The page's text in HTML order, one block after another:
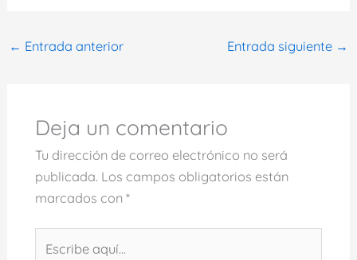
← Entrada anterior Entrada siguiente →
Deja un comentario
Tu dirección de correo electrónico no será
publicada. Los campos obligatorios están
marcados con *